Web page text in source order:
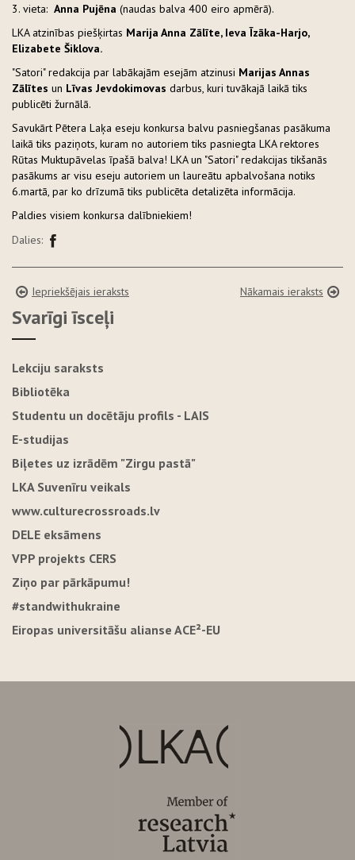
3. vieta: Anna Pujēna (naudas balva 400 eiro apmērā).
LKA atzinības piešķirtas Marija Anna Zālīte, Ieva Īzāka-Harjo,
Elizabete Šiklova.
"Satori" redakcija par labākajām esejām atzinusi Marijas Annas
Zālītes un Līvas Jevdokimovas darbus, kuri tuvākajā laikā tiks
publicēti žurnālā.
Savukārt Pētera Laķa eseju konkursa balvu pasniegšanas pasākuma
laikā tiks paziņots, kuram no autoriem tiks pasniegta LKA rektores
Rūtas Muktupāvelas īpašā balva! LKA un "Satori" redakcijas tikšanās
pasākums ar visu eseju autoriem un laureātu apbalvošana notiks
6.martā, par ko drīzumā tiks publicēta detalizēta informācija.
Paldies visiem konkursa dalībniekiem!
Dalies:
Iepriekšējais ieraksts Nākamais ieraksts
Svarīgi īsceļi
Lekciju saraksts
Bibliotēka
Studentu un docētāju profils - LAIS
E-studijas
Biļetes uz izrādēm "Zirgu pastā"
LKA Suvenīru veikals
www.culturecrossroads.lv
DELE eksāmens
VPP projekts CERS
Ziņo par pārkāpumu!
#standwithukraine
Eiropas universitāšu alianse ACE²-EU